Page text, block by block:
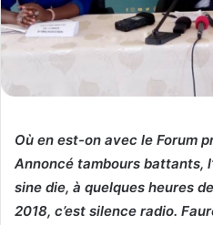
Où en est-on avec le Forum
Annoncé tambours battants,
sine die, à quelques heures
2018, c’est silence radio.